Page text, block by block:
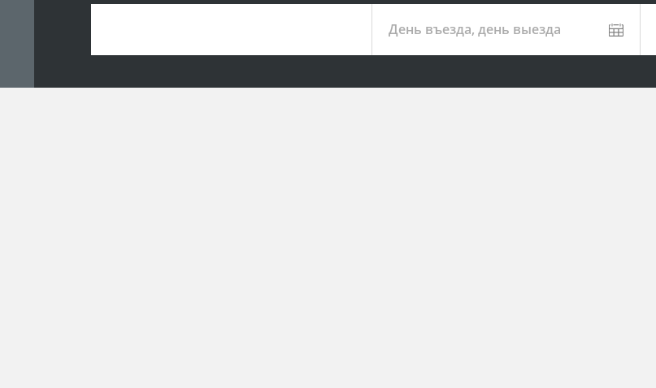
День въезда, день выезда